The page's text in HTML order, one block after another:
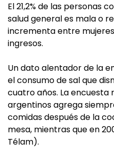
El 21,2% de las personas
salud general es mala o
incrementa entre
ingresos.
Un dato alentador de la
el consumo de sal que
cuatro años. La encuesta
argentinos agrega
comidas después de la
mesa, mientras que en
Télam).